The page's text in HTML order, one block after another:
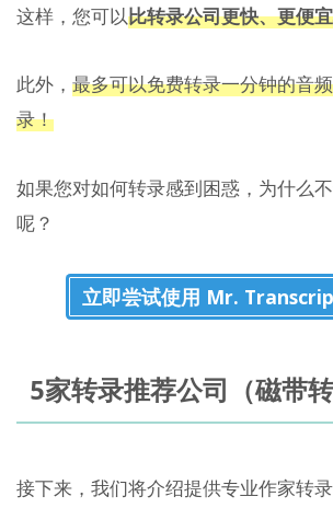
这样，您可以比转录公司更快、更便
此外， 最多可以免费转录一分钟的音
录！
如果您对如何转录感到困惑，为什么
呢？
立即尝试使用 Mr.
5家转录推荐公司（磁带
接下来，我们将介绍提供专业作家转录